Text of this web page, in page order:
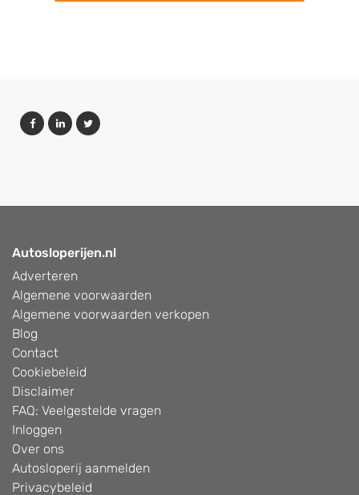
Autosloperijen.nl
Adverteren
Algemene voorwaarden
Algemene voorwaarden verkopen
Blog
Contact
Cookiebeleid
Disclaimer
FAQ: Veelgestelde vragen
Inloggen
Over ons
Autosloperij aanmelden
Privacybeleid